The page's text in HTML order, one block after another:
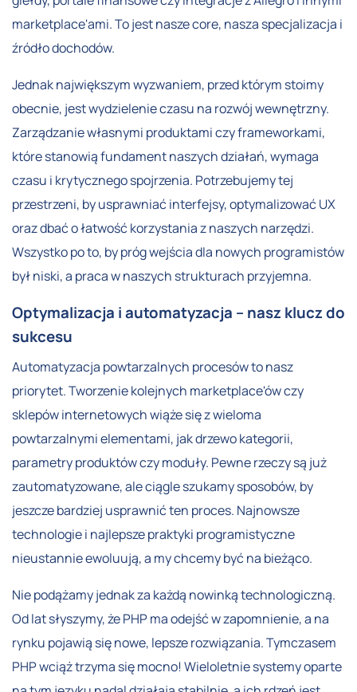
marketplace'ami. To jest nasze core, nasza specjalizacja i
źródło dochodów.
Jednak największym wyzwaniem, przed którym stoimy
obecnie, jest wydzielenie czasu na rozwój wewnętrzny.
Zarządzanie własnymi produktami czy frameworkami,
które stanowią fundament naszych działań, wymaga
czasu i krytycznego spojrzenia. Potrzebujemy tej
przestrzeni, by usprawniać interfejsy, optymalizować UX
oraz dbać o łatwość korzystania z naszych narzędzi.
Wszystko po to, by próg wejścia dla nowych programistów
był niski, a praca w naszych strukturach przyjemna.
Optymalizacja i automatyzacja – nasz klucz do
sukcesu
Automatyzacja powtarzalnych procesów to nasz
priorytet. Tworzenie kolejnych marketplace'ów czy
sklepów internetowych wiąże się z wieloma
powtarzalnymi elementami, jak drzewo kategorii,
parametry produktów czy moduły. Pewne rzeczy są już
zautomatyzowane, ale ciągle szukamy sposobów, by
jeszcze bardziej usprawnić ten proces. Najnowsze
technologie i najlepsze praktyki programistyczne
nieustannie ewoluują, a my chcemy być na bieżąco.
Nie podążamy jednak za każdą nowinką technologiczną.
Od lat słyszymy, że PHP ma odejść w zapomnienie, a na
rynku pojawią się nowe, lepsze rozwiązania. Tymczasem
PHP wciąż trzyma się mocno! Wieloletnie systemy oparte